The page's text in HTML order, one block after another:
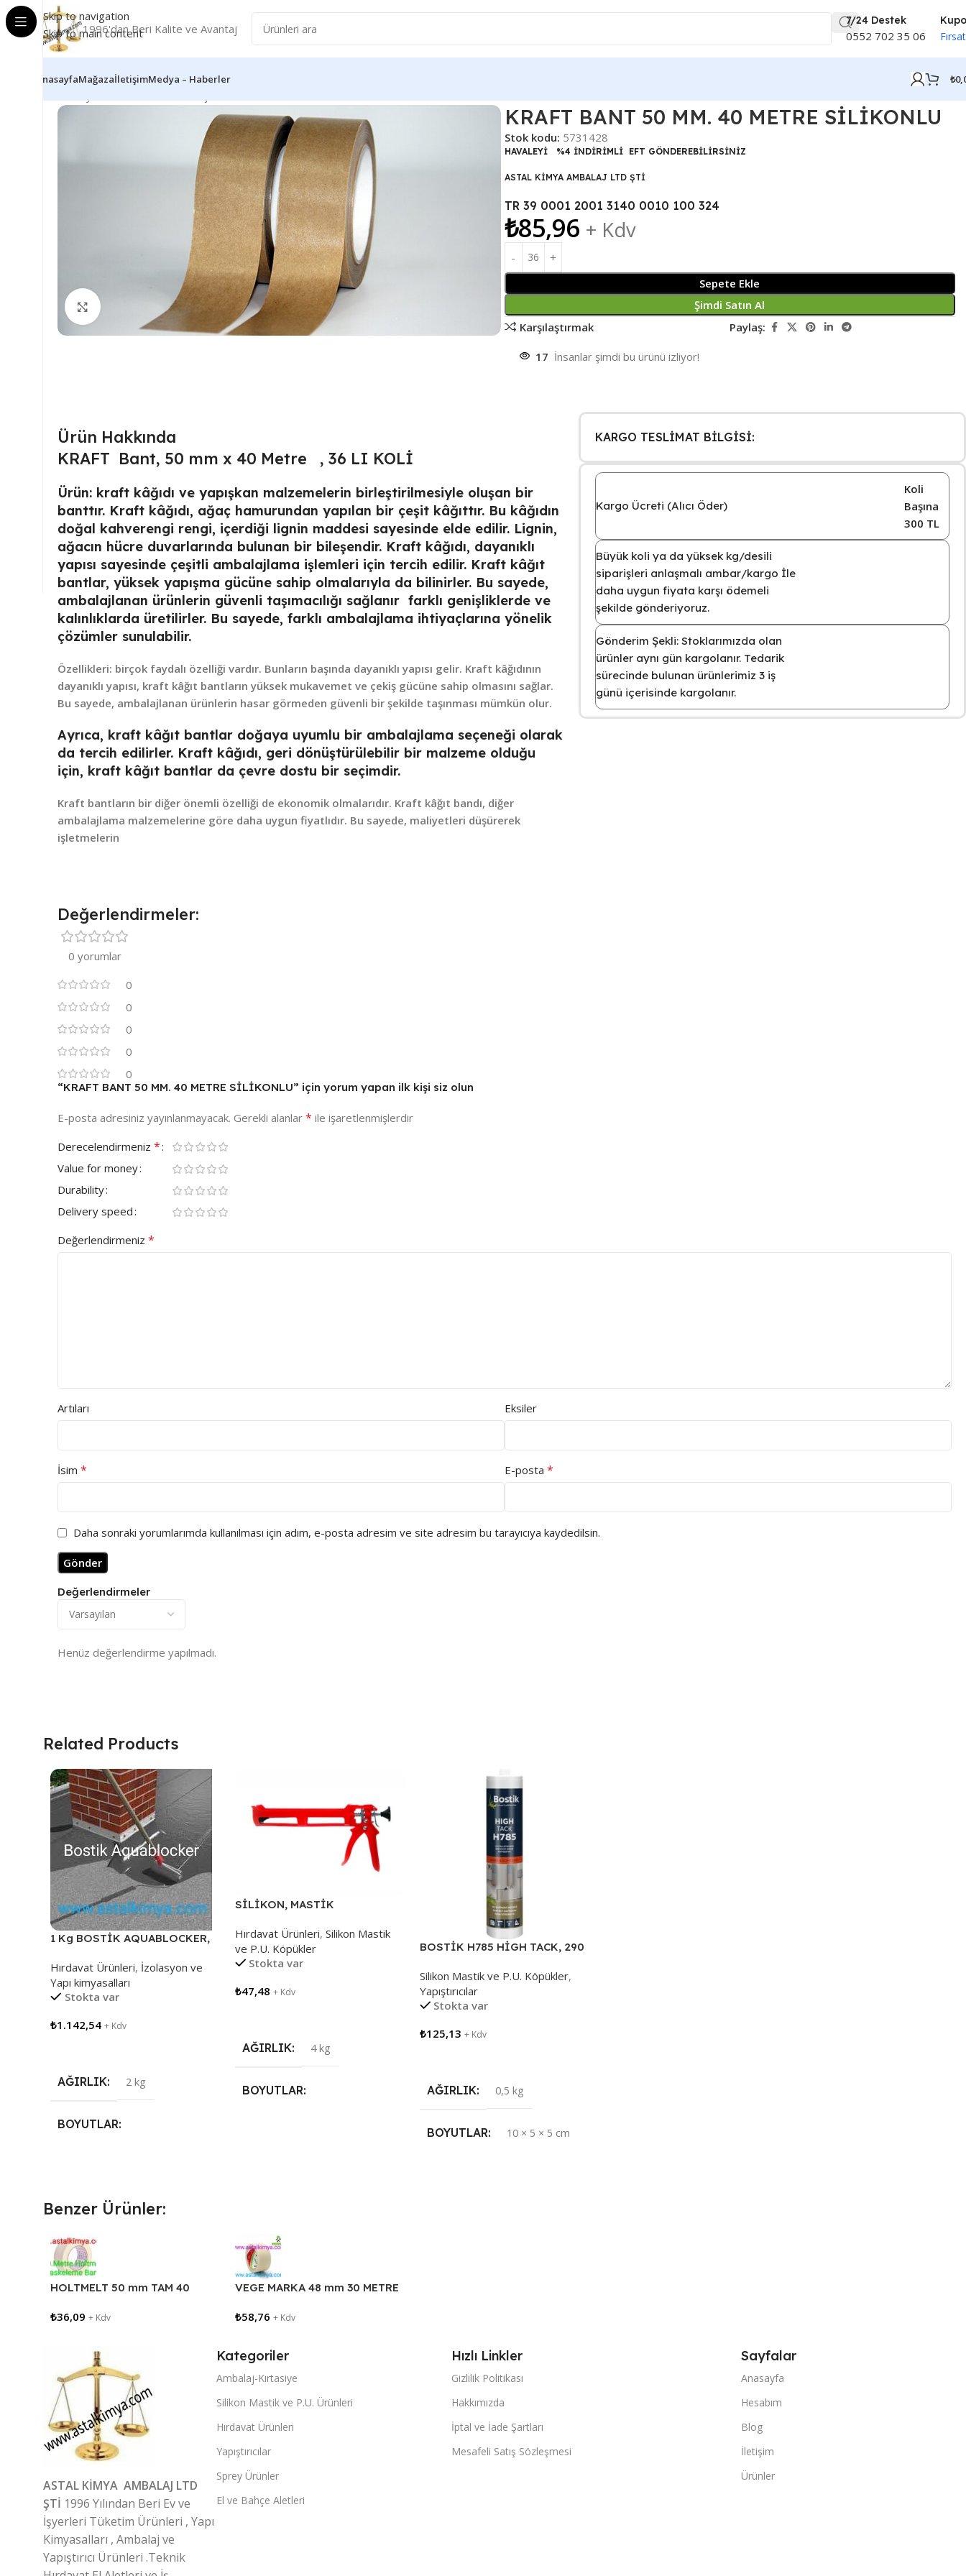
Skip to navigation
Skip to main content
1996'dan Beri Kalite ve Avantaj
7/24 Destek
0552 702 35 06
AnasayfaMağazaİletişimMedya – Haberler ₺
Büyütmek için tıklayın
KRAFT BANT 50 MM. 40 METRE SİLİKONLU
Stok kodu: 5731428
HAVALEYİ %4 İNDİRİMLİ EFT GÖNDEREBİLİRSİNİZ
ASTAL KİMYA AMBALAJ LTD ŞTİ
TR 39 0001 2001 3140 0010 100 324
₺85,96 + Kdv
Sepete Ekle
Şimdi Satın Al
Karşılaştırmak
Paylaş:
17 İnsanlar şimdi bu ürünü izliyor!
Ürün Hakkında
KRAFT Bant, 50 mm x 40 Metre , 36 LI KOLİ
Ürün: kraft kâğıdı ve yapışkan malzemelerin birleştirilmesiyle oluşan bir
banttır. Kraft kâğıdı, ağaç hamurundan yapılan bir çeşit kâğıttır. Bu kâğıdın
doğal kahverengi rengi, içerdiği lignin maddesi sayesinde elde edilir. Lignin,
ağacın hücre duvarlarında bulunan bir bileşendir. Kraft kâğıdı, dayanıklı
yapısı sayesinde çeşitli ambalajlama işlemleri için tercih edilir. Kraft kâğıt
bantlar, yüksek yapışma gücüne sahip olmalarıyla da bilinirler. Bu sayede,
ambalajlanan ürünlerin güvenli taşımacılığı sağlanır farklı genişliklerde ve
kalınlıklarda üretilirler. Bu sayede, farklı ambalajlama ihtiyaçlarına yönelik
çözümler sunulabilir.
Özellikleri: birçok faydalı özelliği vardır. Bunların başında dayanıklı yapısı gelir. Kraft kâğıdının
dayanıklı yapısı, kraft kâğıt bantların yüksek mukavemet ve çekiş gücüne sahip olmasını sağlar.
Bu sayede, ambalajlanan ürünlerin hasar görmeden güvenli bir şekilde taşınması mümkün olur.
Ayrıca, kraft kâğıt bantlar doğaya uyumlu bir ambalajlama seçeneği olarak
da tercih edilirler. Kraft kâğıdı, geri dönüştürülebilir bir malzeme olduğu
için, kraft kâğıt bantlar da çevre dostu bir seçimdir.
Kraft bantların bir diğer önemli özelliği de ekonomik olmalarıdır. Kraft kâğıt bandı, diğer
ambalajlama malzemelerine göre daha uygun fiyatlıdır. Bu sayede, maliyetleri düşürerek
işletmelerin
KARGO TESLİMAT BİLGİSİ:
Kargo Ücreti (Alıcı Öder)
Koli
Başına
300 TL
Büyük koli ya da yüksek kg/desili
siparişleri anlaşmalı ambar/kargo İle
daha uygun fiyata karşı ödemeli
şekilde gönderiyoruz.
Gönderim Şekli: Stoklarımızda olan
ürünler aynı gün kargolanır. Tedarik
sürecinde bulunan ürünlerimiz 3 iş
günü içerisinde kargolanır.
Değerlendirmeler:
0 yorumlar
0
0
0
0
0
Değerlendirmeler
Henüz değerlendirme yapılmadı.
“KRAFT BANT 50 MM. 40 METRE SİLİKONLU” için yorum yapan ilk kişi siz olun
E-posta adresiniz yayınlanmayacak. Gerekli alanlar * ile işaretlenmişlerdir
Derecelendirmeniz *
Value for money
Durability
Delivery speed
Değerlendirmeniz *
Artıları Eksiler
İsim * E-posta *
Daha sonraki yorumlarımda kullanılması için adım, e-posta adresim ve site adresim bu tarayıcıya kaydedilsin.
Related Products
1 Kg BOSTİK AQUABLOCKER,
KESİN ÇÖZÜM
Hırdavat Ürünleri, İzolasyon ve
Yapı kimyasalları
Stokta var
₺1.142,54 + Kdv
AĞIRLIK 2 kg
BOYUTLAR
SİLİKON, MASTİK
Hırdavat Ürünleri, Silikon Mastik
ve P.U. Köpükler
Stokta var
₺47,48 + Kdv
AĞIRLIK 4 kg
BOYUTLAR
BOSTİK H785 HİGH TACK, 290
YAPIŞTIRICI
Silikon Mastik ve P.U. Köpükler,
Yapıştırıcılar
Stokta var
₺125,13 + Kdv
AĞIRLIK 0,5 kg
BOYUTLAR 10 × 5 × 5 cm
Benzer Ürünler:
HOLTMELT 50 mm TAM 40
₺36,09 + Kdv
VEGE MARKA 48 mm 30 METRE
₺58,76 + Kdv
ASTAL KİMYA AMBALAJ LTD
ŞTİ 1996 Yılından Beri Ev ve
İşyerleri Tüketim Ürünleri , Yapı
Kimyasalları , Ambalaj ve
Yapıştırıcı Ürünleri .Teknik
Kategoriler
Ambalaj-Kırtasiye
Silikon Mastik ve P.U. Ürünleri
Hırdavat Ürünleri
Yapıştırıcılar
Sprey Ürünler
El ve Bahçe Aletleri
Hızlı Linkler
Gizlilik Politikası
Hakkımızda
İptal ve İade Şartları
Mesafeli Satış Sözleşmesi
Sayfalar
Anasayfa
Hesabım
Blog
İletişim
Ürünler